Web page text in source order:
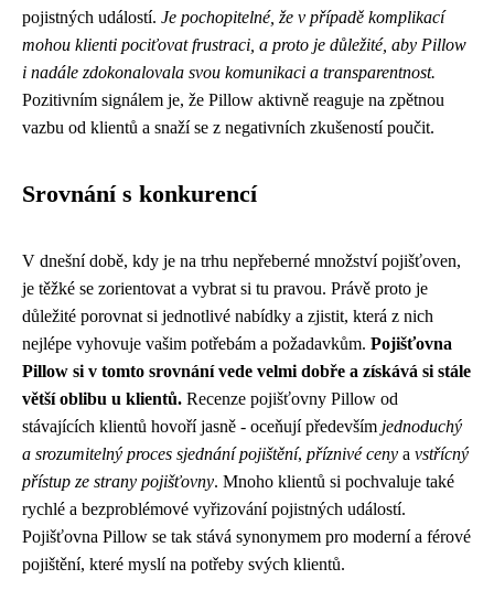
pojistných událostí. Je pochopitelné, že v případě komplikací
mohou klienti pociťovat frustraci, a proto je důležité, aby Pillow
i nadále zdokonalovala svou komunikaci a transparentnost.
Pozitivním signálem je, že Pillow aktivně reaguje na zpětnou
vazbu od klientů a snaží se z negativních zkušeností poučit.
Srovnání s konkurencí
V dnešní době, kdy je na trhu nepřeberné množství pojišťoven,
je těžké se zorientovat a vybrat si tu pravou. Právě proto je
důležité porovnat si jednotlivé nabídky a zjistit, která z nich
nejlépe vyhovuje vašim potřebám a požadavkům. Pojišťovna
Pillow si v tomto srovnání vede velmi dobře a získává si stále
větší oblibu u klientů. Recenze pojišťovny Pillow od
stávajících klientů hovoří jasně - oceňují především jednoduchý
a srozumitelný proces sjednání pojištění, příznivé ceny a vstřícný
přístup ze strany pojišťovny. Mnoho klientů si pochvaluje také
rychlé a bezproblémové vyřizování pojistných událostí.
Pojišťovna Pillow se tak stává synonymem pro moderní a férové
pojištění, které myslí na potřeby svých klientů.